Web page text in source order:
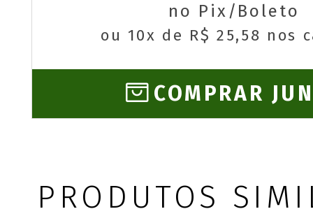
no Pix/Boleto
ou 10x de R$ 25,58 nos
COMPRAR
PRODUTOS